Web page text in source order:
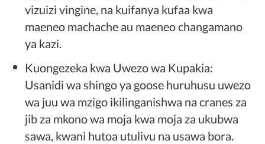
vizuizi vingine, na kuifanya kufaa kwa
maeneo machache au maeneo changamano
ya kazi.
Kuongezeka kwa Uwezo wa Kupakia:
Usanidi wa shingo ya goose huruhusu uwezo
wa juu wa mzigo ikilinganishwa na cranes za
jib za mkono wa moja kwa moja za ukubwa
sawa, kwani hutoa utulivu na usawa bora.